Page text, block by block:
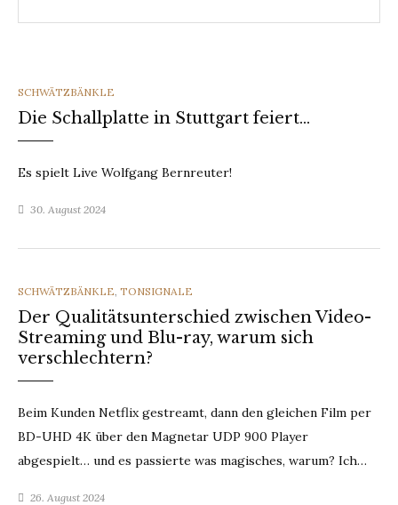
CATEGORIES
SCHWÄTZBÄNKLE
Die Schallplatte in Stuttgart feiert…
Es spielt Live Wolfgang Bernreuter!
30. August 2024
CATEGORIES
SCHWÄTZBÄNKLE, TONSIGNALE
Der Qualitätsunterschied zwischen Video-
Streaming und Blu-ray, warum sich
verschlechtern?
Beim Kunden Netflix gestreamt, dann den gleichen Film per
BD-UHD 4K über den Magnetar UDP 900 Player
abgespielt… und es passierte was magisches, warum? Ich…
26. August 2024